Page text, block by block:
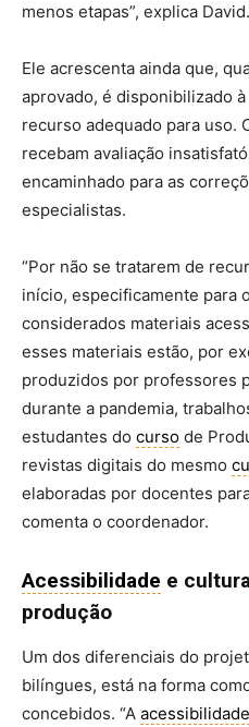
menos etapas”, explica David.
Ele acrescenta ainda que,
aprovado, é disponibilizado
recurso adequado para uso.
recebam avaliação
encaminhado para as
especialistas.
“Por não se tratarem de
início, especificamente para
considerados materiais
esses materiais estão, por
produzidos por professores
durante a pandemia,
estudantes do curso de
revistas digitais do mesmo
elaboradas por docentes
comenta o coordenador.
Acessibilidade e
produção
Um dos diferenciais do
bilíngues, está na forma
concebidos. “A acessibilidade